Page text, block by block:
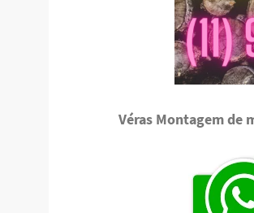
Véras Montagem de